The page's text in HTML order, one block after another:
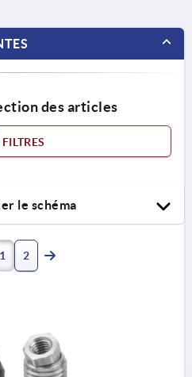
des articles
FILTRES
le schéma
1 2